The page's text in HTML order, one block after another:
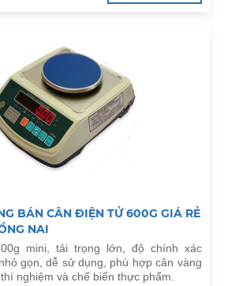
BÁN CÂN ĐIỆN TỬ 600G GIÁ RẺ
NAI
mini, tải trọng lớn, độ chính xác
gọn, dễ sử dụng, phù hợp cân vàng
nghiệm và chế biến thực phẩm.